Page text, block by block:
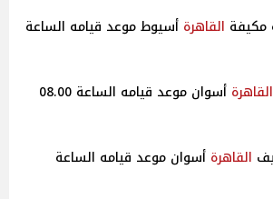
القاهرة أسيوط موعد قيامه الساعة
القاهرة
أسوان موعد قيامه الساعة 08.00
القاهرة أسوان موعد قيامه الساعة